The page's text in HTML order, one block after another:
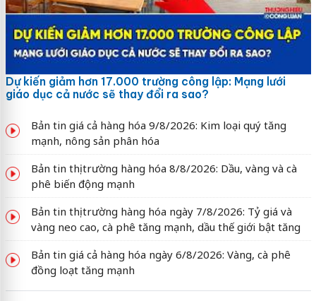
Dự kiến giảm hơn 17.000 trường công lập: Mạng lưới
giáo dục cả nước sẽ thay đổi ra sao?
Bản tin giá cả hàng hóa 9/8/2026: Kim loại quý tăng
mạnh, nông sản phân hóa
Bản tin thị trường hàng hóa 8/8/2026: Dầu, vàng và cà
phê biến động mạnh
Bản tin thị trường hàng hóa ngày 7/8/2026: Tỷ giá và
vàng neo cao, cà phê tăng mạnh, dầu thế giới bật tăng
Bản tin giá cả hàng hóa ngày 6/8/2026: Vàng, cà phê
đồng loạt tăng mạnh